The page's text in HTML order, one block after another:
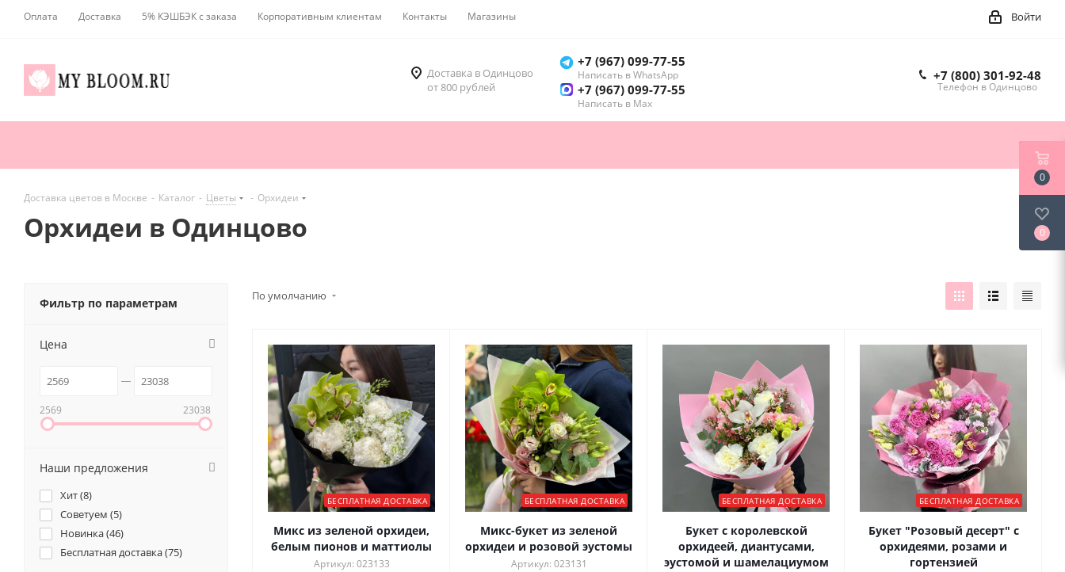
Оплата Доставка 5% КЭШБЭК с заказа Корпоративным клиентам Контакты Магазины Войти
Доставка в Одинцово
от 800 рублей
+7 (967) 099-77-55
Написать в WhatsApp
+7 (967) 099-77-55
Написать в Мах
+7 (800) 301-92-48
Телефон в Одинцово
Доставка цветов в Москве - Каталог - Цветы - Орхидеи
Орхидеи в Одинцово
По умолчанию
БЕСПЛАТНАЯ ДОСТАВКА
Микс из зеленой орхидеи,
белым пионов и маттиолы
Артикул: 023133
БЕСПЛАТНАЯ ДОСТАВКА
Микс-букет из зеленой
орхидеи и розовой эустомы
Артикул: 023131
БЕСПЛАТНАЯ ДОСТАВКА
Букет с королевской
орхидеей, диантусами,
эустомой и шамелациумом
БЕСПЛАТНАЯ ДОСТАВКА
Букет "Розовый десерт" с
орхидеями, розами и
гортензией
Фильтр по параметрам
Цена
2569 23038
Наши предложения
Хит (8)
Советуем (5)
Новинка (46)
Бесплатная доставка (75)
0
0